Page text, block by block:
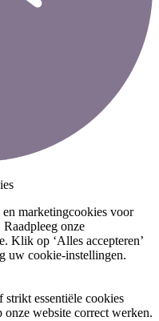
marketingcookies voor
onze
Klik op ‘Alles accepteren’
uw cookie-instellingen.
strikt essentiële cookies
onze website correct werken.